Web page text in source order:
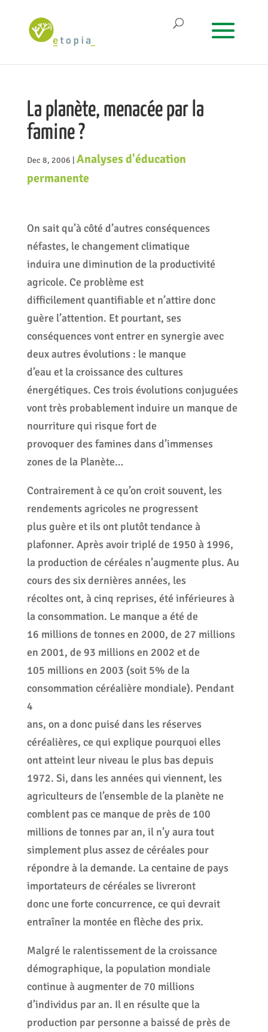
La planète, menacée par la
famine ?
Dec 8, 2006
Analyses d'éducation
permanente
On sait qu’à côté d’autres conséquences
néfastes, le changement climatique
induira une diminution de la productivité
agricole. Ce problème est
difficilement quantifiable et n’attire donc
guère l’attention. Et pourtant, ses
conséquences vont entrer en synergie avec
deux autres évolutions : le manque
d’eau et la croissance des cultures
énergétiques. Ces trois évolutions conjuguées
vont très probablement induire un manque de
nourriture qui risque fort de
provoquer des famines dans d’immenses
zones de la Planète…
Contrairement à ce qu’on croit souvent, les
rendements agricoles ne progressent
plus guère et ils ont plutôt tendance à
plafonner. Après avoir triplé de 1950 à 1996,
la production de céréales n’augmente plus. Au
cours des six dernières années, les
récoltes ont, à cinq reprises, été inférieures à
la consommation. Le manque a été de
16 millions de tonnes en 2000, de 27 millions
en 2001, de 93 millions en 2002 et de
105 millions en 2003 (soit 5% de la
consommation céréalière mondiale). Pendant
4
ans, on a donc puisé dans les réserves
céréalières, ce qui explique pourquoi elles
ont atteint leur niveau le plus bas depuis
1972. Si, dans les années qui viennent, les
agriculteurs de l’ensemble de la planète ne
comblent pas ce manque de près de 100
millions de tonnes par an, il n’y aura tout
simplement plus assez de céréales pour
répondre à la demande. La centaine de pays
importateurs de céréales se livreront
donc une forte concurrence, ce qui devrait
entraîner la montée en flèche des prix.
Malgré le ralentissement de la croissance
démographique, la population mondiale
continue à augmenter de 70 millions
d’individus par an. Il en résulte que la
production par personne a baissé de près de